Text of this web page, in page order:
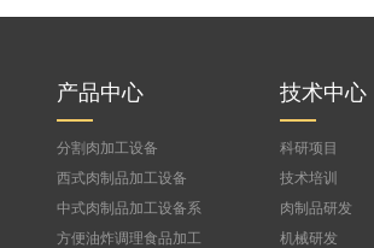
产品中心
分割肉加工设备
西式肉制品加工设备
中式肉制品加工设备系
列
方便油炸调理食品加工
技术中心
科研项目
技术培训
肉制品研发
机械研发